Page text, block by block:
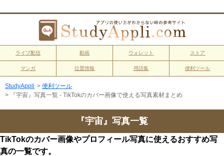
ライブ配信 動画 ウォレット ストア
マンガ 位置情報 用語集 便利ツール
StudyAppli > 便利ツール
>
『宇宙』写真一覧 - TikTokのカバー画像で使える写真素材まとめ
『宇宙』写真一覧
TikTokのカバー画像やプロフィール写真に使えるおすすめ写
真の一覧です。